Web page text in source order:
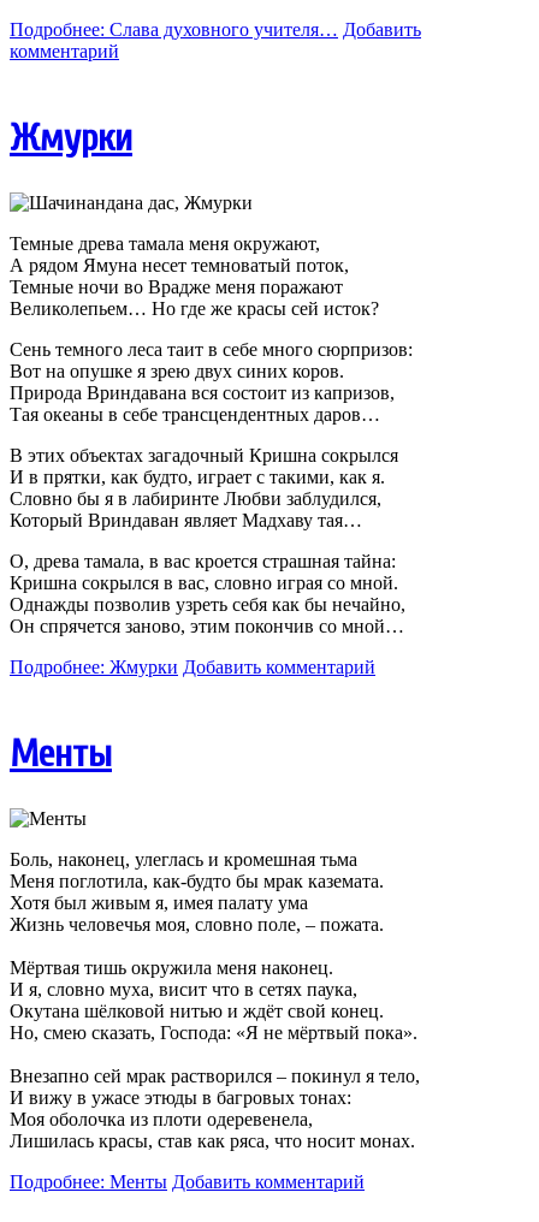
Подробнее: Слава духовного учителя… Добавить
комментарий
Жмурки
Темные древа тамала меня окружают,
А рядом Ямуна несет темноватый поток,
Темные ночи во Врадже меня поражают
Великолепьем… Но где же красы сей исток?
Сень темного леса таит в себе много сюрпризов:
Вот на опушке я зрею двух синих коров.
Природа Вриндавана вся состоит из капризов,
Тая океаны в себе трансцендентных даров…
В этих объектах загадочный Кришна сокрылся
И в прятки, как будто, играет с такими, как я.
Словно бы я в лабиринте Любви заблудился,
Который Вриндаван являет Мадхаву тая…
О, древа тамала, в вас кроется страшная тайна:
Кришна сокрылся в вас, словно играя со мной.
Однажды позволив узреть себя как бы нечайно,
Он спрячется заново, этим покончив со мной…
Подробнее: Жмурки Добавить комментарий
Менты
Боль, наконец, улеглась и кромешная тьма
Меня поглотила, как-будто бы мрак каземата.
Хотя был живым я, имея палату ума
Жизнь человечья моя, словно поле, – пожата.
Мёртвая тишь окружила меня наконец.
И я, словно муха, висит что в сетях паука,
Окутана шёлковой нитью и ждёт свой конец.
Но, смею сказать, Господа: «Я не мёртвый пока».
Внезапно сей мрак растворился – покинул я тело,
И вижу в ужасе этюды в багровых тонах:
Моя оболочка из плоти одеревенела,
Лишилась красы, став как ряса, что носит монах.
Подробнее: Менты Добавить комментарий